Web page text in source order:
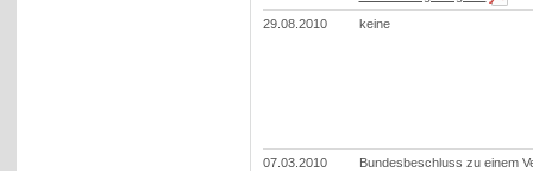
29.08.2010
keine
07.03.2010
Bundesbeschluss zu einem